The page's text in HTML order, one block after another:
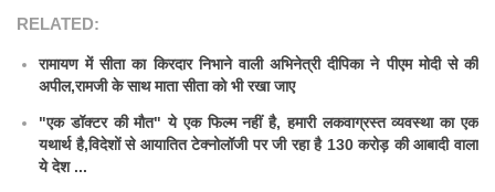
RELATED:
रामायण में सीता का किरदार निभाने वाली अभिनेत्री दीपिका ने पीएम मोदी से की
अपील,रामजी के साथ माता सीता को भी रखा जाए
"एक डॉक्टर की मौत" ये एक फिल्म नहीं है, हमारी लकवाग्रस्त व्यवस्था का एक
यथार्थ है,विदेशों से आयातित टेक्नोलॉजी पर जी रहा है 130 करोड़ की आबादी वाला
ये देश ...